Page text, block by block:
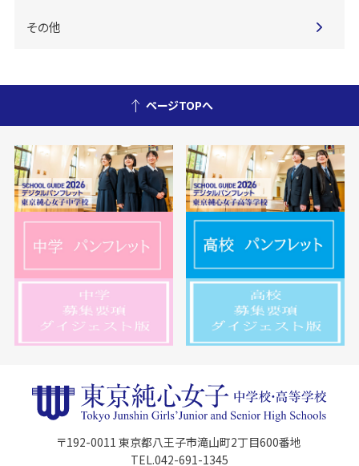
その他
ページTOPへ
〒192-0011 東京都八王子市滝山町2丁目600番地
TEL.042-691-1345